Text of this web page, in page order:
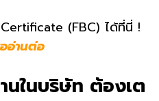
(FBC) ได้ที่นี่ !
อ่านต่อ
นในบริษัท ต้องเต